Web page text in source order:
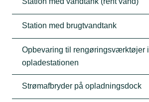
Station med brugtvandtank
Opbevaring til rengøringsværktøjer i
opladestationen
Strømafbryder på opladningsdock